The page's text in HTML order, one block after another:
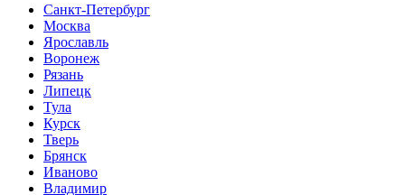
Санкт-Петербург
Москва
Ярославль
Воронеж
Рязань
Липецк
Тула
Курск
Тверь
Брянск
Иваново
Владимир